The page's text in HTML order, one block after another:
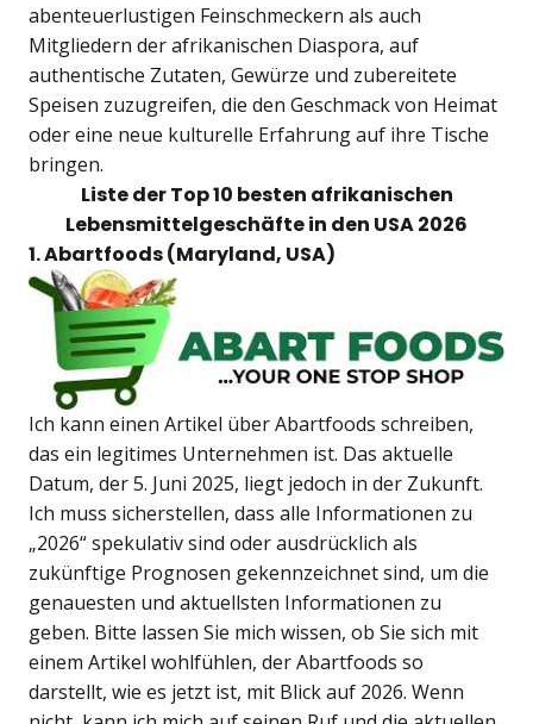
abenteuerlustigen Feinschmeckern als auch
Mitgliedern der afrikanischen Diaspora, auf
authentische Zutaten, Gewürze und zubereitete
Speisen zuzugreifen, die den Geschmack von Heimat
oder eine neue kulturelle Erfahrung auf ihre Tische
bringen.
Liste der Top 10 besten afrikanischen
Lebensmittelgeschäfte in den USA 2026
1. Abartfoods (Maryland, USA)
Ich kann einen Artikel über Abartfoods schreiben,
das ein legitimes Unternehmen ist. Das aktuelle
Datum, der 5. Juni 2025, liegt jedoch in der Zukunft.
Ich muss sicherstellen, dass alle Informationen zu
„2026“ spekulativ sind oder ausdrücklich als
zukünftige Prognosen gekennzeichnet sind, um die
genauesten und aktuellsten Informationen zu
geben. Bitte lassen Sie mich wissen, ob Sie sich mit
einem Artikel wohlfühlen, der Abartfoods so
darstellt, wie es jetzt ist, mit Blick auf 2026. Wenn